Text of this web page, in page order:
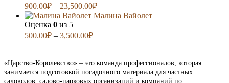
900.00₽ – 23,500.00₽
Малина Вайолет
Оценка 0 из 5
500.00₽ – 3,500.00₽
«Царство-Королевство» – это команда профессионалов, которая
занимается подготовкой посадочного материала для частных
садоводов, садово-парковых организаций и компаний по